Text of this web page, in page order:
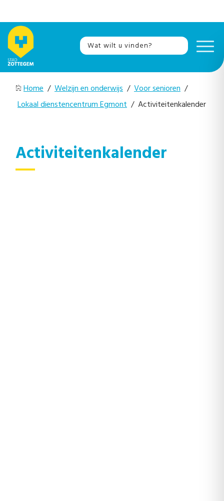
Home / Welzijn en onderwijs / Voor senioren /
Lokaal dienstencentrum Egmont / Activiteitenkalender
Activiteitenkalender